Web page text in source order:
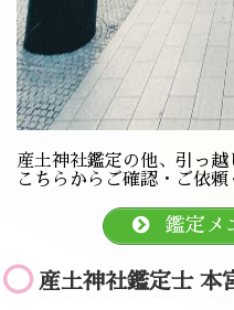
産土神社鑑定の他、引っ
こちらからご確認・ご依頼
鑑定メ
産土神社鑑定士 本